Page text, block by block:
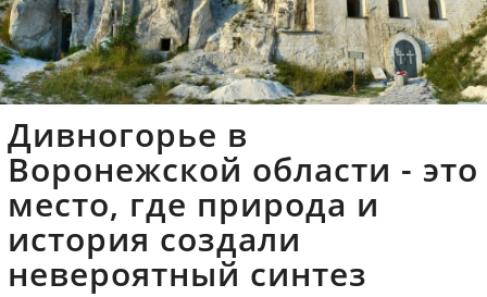
Дивногорье в
Воронежской области - это
место, где природа и
история создали
невероятный синтез